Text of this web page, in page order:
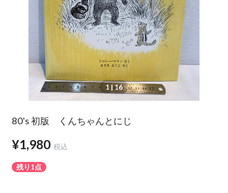
1| 16
80's 初版 くんちゃんとにじ
¥1,980 税込
残り1点